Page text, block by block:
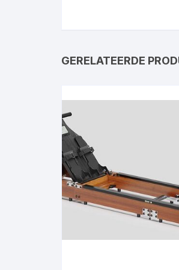
GERELATEERDE